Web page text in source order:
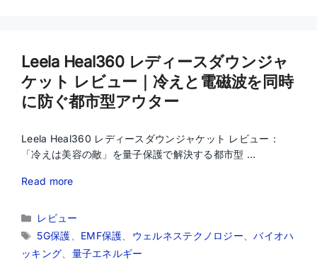
Leela Heal360 レディースダウンジャ
ケット レビュー｜冷えと電磁波を同時
に防ぐ都市型アウター
Leela Heal360 レディースダウンジャケット レビュー：
「冷えは美容の敵」を量子保護で解決する都市型 …
Read more
カ
テ
リ
レビュー
タ
グ
5G保護 EMF保護 ウェルネステクノロジー 、バイオハ
ッキング
量子エネルギー